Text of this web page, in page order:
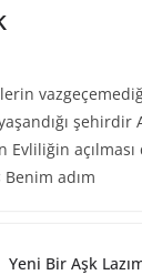
şehirdir
Evliliğin açılması
adım
Yeni Bir Aşk